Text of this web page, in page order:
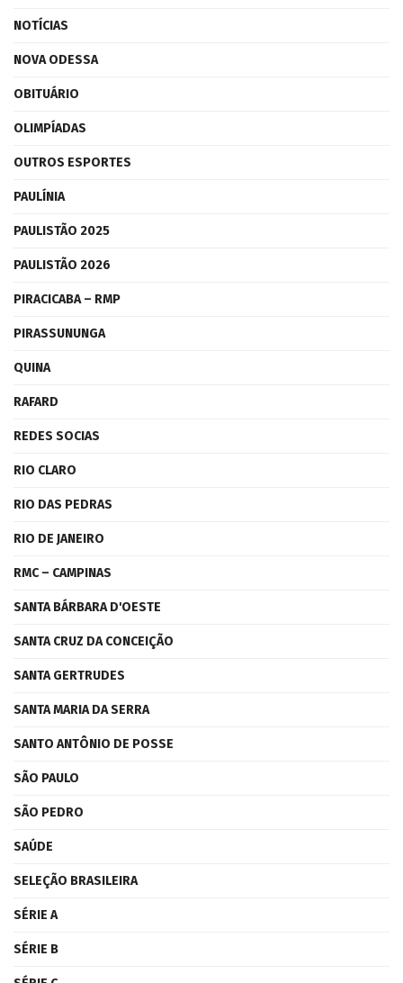
NOTÍCIAS
NOVA ODESSA
OBITUÁRIO
OLIMPÍADAS
OUTROS ESPORTES
PAULÍNIA
PAULISTÃO 2025
PAULISTÃO 2026
PIRACICABA – RMP
PIRASSUNUNGA
QUINA
RAFARD
REDES SOCIAS
RIO CLARO
RIO DAS PEDRAS
RIO DE JANEIRO
RMC – CAMPINAS
SANTA BÁRBARA D'OESTE
SANTA CRUZ DA CONCEIÇÃO
SANTA GERTRUDES
SANTA MARIA DA SERRA
SANTO ANTÔNIO DE POSSE
SÃO PAULO
SÃO PEDRO
SAÚDE
SELEÇÃO BRASILEIRA
SÉRIE A
SÉRIE B